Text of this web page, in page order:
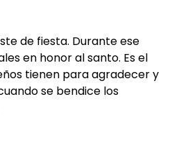
de fiesta. Durante ese
en honor al santo. Es el
tienen para agradecer y
se bendice los